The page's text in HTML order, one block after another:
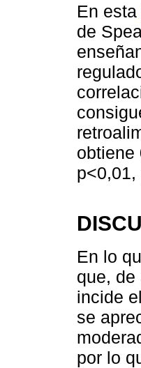
En esta
de
obtiene
En lo
que, de
incide
se
por lo